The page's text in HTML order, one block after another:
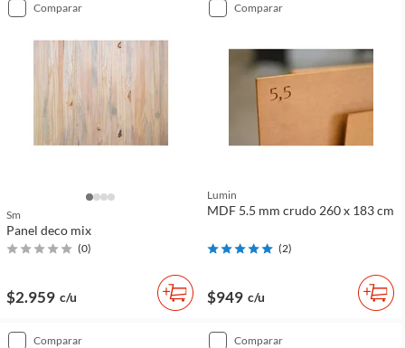
comparar
Sm
Panel deco mix
(0)
$2.959 c/u
comparar
Lumin
MDF 5.5 mm crudo 260 x 183 cm
(2)
$949 c/u
comparar comparar